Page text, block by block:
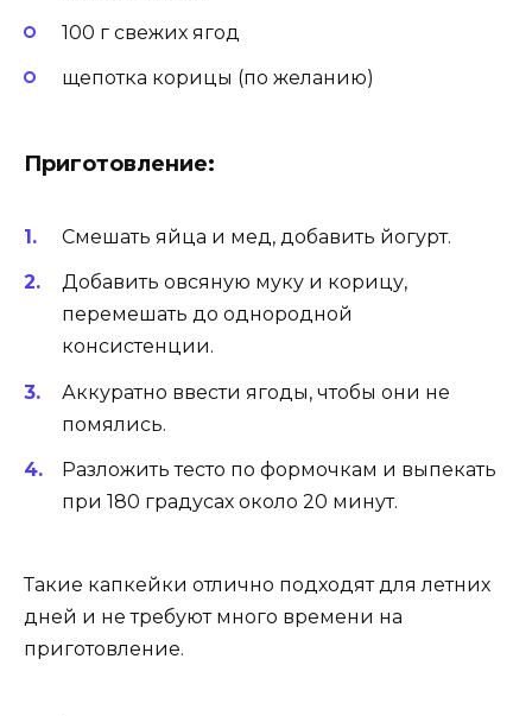
100 г свежих ягод
щепотка корицы (по желанию)
Приготовление:
Смешать яйца и мед, добавить йогурт.
Добавить овсяную муку и корицу,
перемешать до однородной
консистенции.
Аккуратно ввести ягоды, чтобы они не
помялись.
Разложить тесто по формочкам и выпекать
при 180 градусах около 20 минут.
Такие капкейки отлично подходят для летних
дней и не требуют много времени на
приготовление.